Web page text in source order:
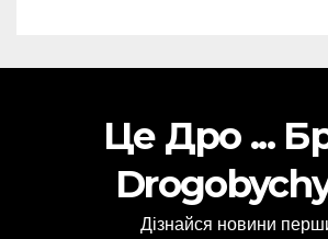
Це Дро ...
Дізнайся новини